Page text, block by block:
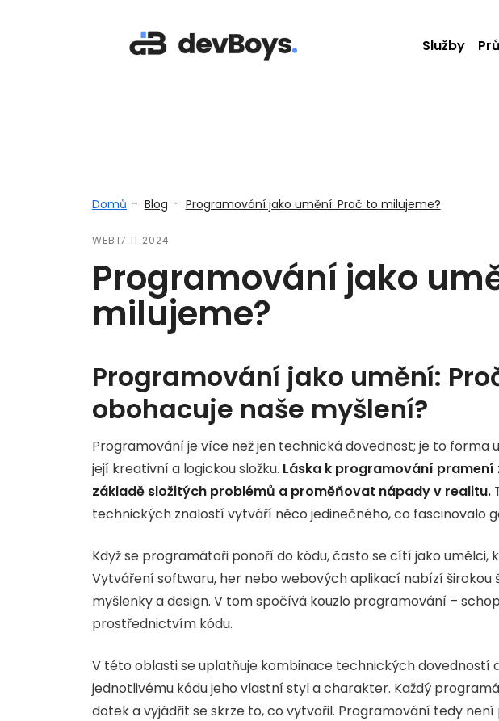
Služby
Domů - Blog - Programování jako umění: Proč to milujeme?
WEB17.11.2024
Programování jako
milujeme?
Programování jako umění:
obohacuje naše myšlení?
Programování je více než jen technická dovednost; je to forma
její kreativní a logickou složku. Láska k programování
základě složitých problémů a proměňovat nápady v realitu.
technických znalostí vytváří něco jedinečného, co fascinovalo
Když se programátoři ponoří do kódu, často se cítí jako
Vytváření softwaru, her nebo webových aplikací nabízí širokou
myšlenky a design. V tom spočívá kouzlo programování –
prostřednictvím kódu.
V této oblasti se uplatňuje kombinace technických dovedností
jednotlivému kódu jeho vlastní styl a charakter. Každý
dotek a vyjádřit se skrze to, co vytvořil. Programování tedy